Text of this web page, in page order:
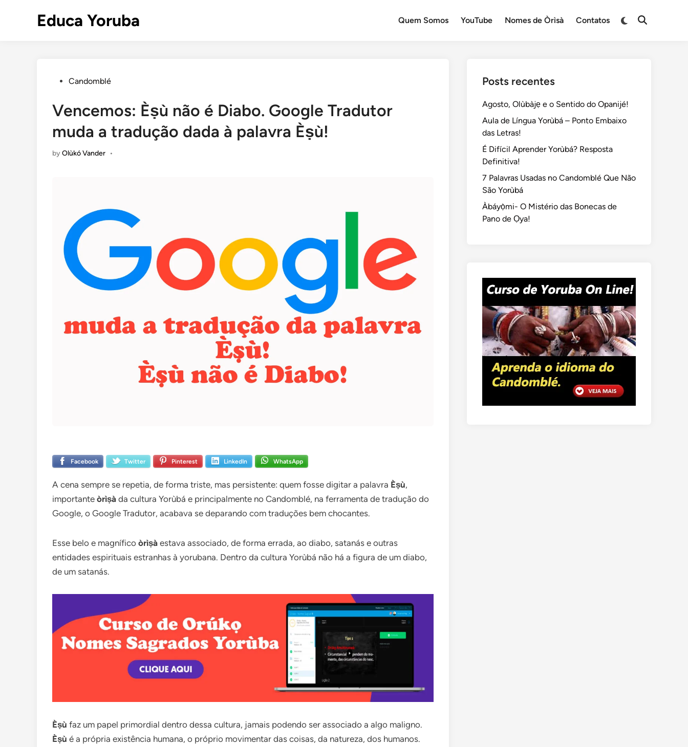
Educa Yoruba Quem Somos YouTube Nomes de Òrìsà Contatos
Switch
Open
PostedCandomblé
Vencemos: Èṣù não é Diabo. Google Tradutor
muda a tradução dada à palavra Èṣù!
byOlùkó Vander •
Facebook Twitter Pinterest LinkedIn WhatsApp
A cena sempre se repetia, de forma triste, mas persistente: quem fosse digitar a palavra Èṣù,
importante òrìṣà da cultura Yorùbá e principalmente no Candomblé, na ferramenta de tradução do
Google, o Google Tradutor, acabava se deparando com traduções bem chocantes.
Esse belo e magnífico òrìṣà estava associado, de forma errada, ao diabo, satanás e outras
entidades espirituais estranhas à yorubana. Dentro da cultura Yorùbá não há a figura de um diabo,
de um satanás.
Èṣù faz um papel primordial dentro dessa cultura, jamais podendo ser associado a algo maligno.
Èṣù é a própria existência humana, o próprio movimentar das coisas, da natureza, dos humanos.
Posts recentes
Agosto, Olùbàjẹ e o Sentido do Opanijé!
Aula de Língua Yorùbá – Ponto Embaixo
das Letras!
É Difícil Aprender Yorùbá? Resposta
Definitiva!
7 Palavras Usadas no Candomblé Que Não
São Yorùbá
Àbáyọ̀mi- O Mistério das Bonecas de
Pano de Ọya!